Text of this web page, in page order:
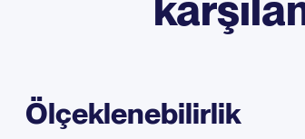
Ölçeklenebilirlik